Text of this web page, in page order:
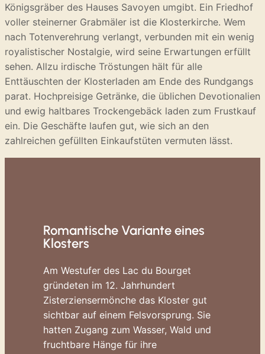
Königsgräber des Hauses Savoyen umgibt. Ein Friedhof
voller steinerner Grabmäler ist die Klosterkirche. Wem
nach Totenverehrung verlangt, verbunden mit ein wenig
royalistischer Nostalgie, wird seine Erwartungen erfüllt
sehen. Allzu irdische Tröstungen hält für alle
Enttäuschten der Klosterladen am Ende des Rundgangs
parat. Hochpreisige Getränke, die üblichen Devotionalien
und ewig haltbares Trockengebäck laden zum Frustkauf
ein. Die Geschäfte laufen gut, wie sich an den
zahlreichen gefüllten Einkaufstüten vermuten lässt.
Romantische Variante eines
Klosters
Am Westufer des Lac du Bourget
gründeten im 12. Jahrhundert
Zisterziensermönche das Kloster gut
sichtbar auf einem Felsvorsprung. Sie
hatten Zugang zum Wasser, Wald und
fruchtbare Hänge für ihre